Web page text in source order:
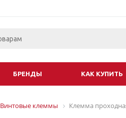
БРЕНДЫ КАК КУПИТЬ
Винтовые клеммы Клемма